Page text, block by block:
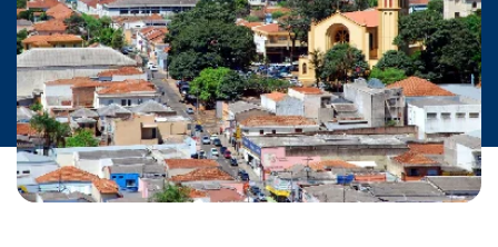
INICIATIVAS
CONTATO